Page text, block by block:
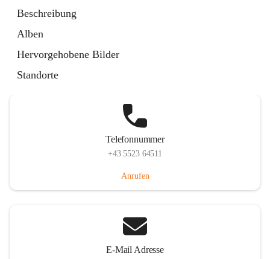
Beschreibung
Alben
Hervorgehobene Bilder
Standorte
Telefonnummer
+43 5523 64511
Anrufen
E-Mail Adresse